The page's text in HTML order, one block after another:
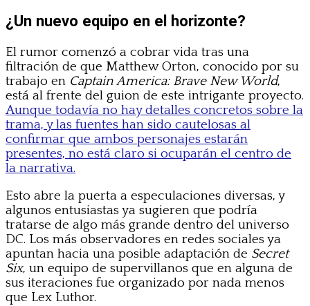
¿Un nuevo equipo en el horizonte?
El rumor comenzó a cobrar vida tras una
filtración de que Matthew Orton, conocido por su
trabajo en Captain America: Brave New World,
está al frente del guion de este intrigante proyecto.
Aunque todavía no hay detalles concretos sobre la
trama, y las fuentes han sido cautelosas al
confirmar que ambos personajes estarán
presentes, no está claro si ocuparán el centro de
la narrativa.
Esto abre la puerta a especulaciones diversas, y
algunos entusiastas ya sugieren que podría
tratarse de algo más grande dentro del universo
DC. Los más observadores en redes sociales ya
apuntan hacia una posible adaptación de Secret
Six, un equipo de supervillanos que en alguna de
sus iteraciones fue organizado por nada menos
que Lex Luthor.